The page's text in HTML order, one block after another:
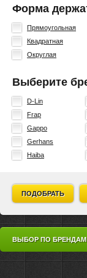
Форма
Прямоугольная
Квадратная
Округлая
Выберите
D-Lin
Frap
Gappo
Gerhans
Haiba
ПОДОБРАТЬ
ВЫБОР ПО БРЕНДАМ